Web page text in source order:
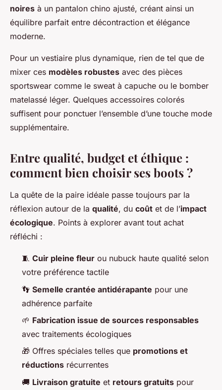
noires à un pantalon chino ajusté, créant ainsi un
équilibre parfait entre décontraction et élégance
moderne.
Pour un vestiaire plus dynamique, rien de tel que de
mixer ces modèles robustes avec des pièces
sportswear comme le sweat à capuche ou le bomber
matelassé léger. Quelques accessoires colorés
suffisent pour ponctuer l’ensemble d’une touche mode
supplémentaire.
Entre qualité, budget et éthique :
comment bien choisir ses boots ?
La quête de la paire idéale passe toujours par la
réflexion autour de la qualité, du coût et de l’impact
écologique. Points à explorer avant tout achat
réfléchi :
🧵 Cuir pleine fleur ou nubuck haute qualité selon
votre préférence tactile
👣 Semelle crantée antidérapante pour une
adhérence parfaite
🌱 Fabrication issue de sources responsables
avec traitements écologiques
🎁 Offres spéciales telles que promotions et
réductions récurrentes
🚚 Livraison gratuite et retours gratuits pour